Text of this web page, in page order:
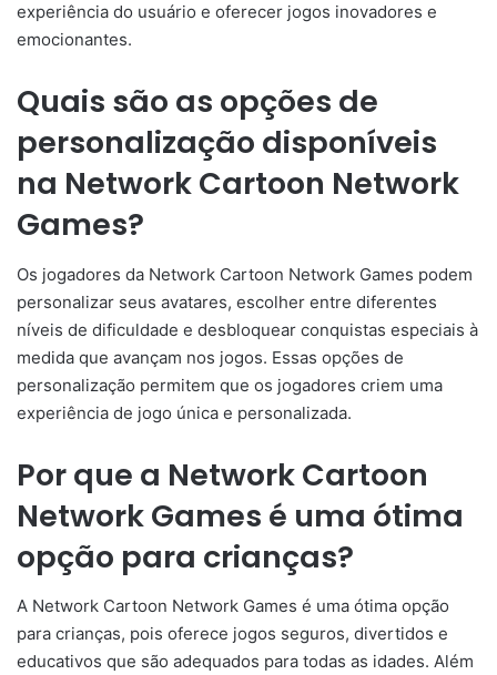
experiência do usuário e oferecer jogos inovadores e
emocionantes.
Quais são as opções de
personalização disponíveis
na Network Cartoon Network
Games?
Os jogadores da Network Cartoon Network Games podem
personalizar seus avatares, escolher entre diferentes
níveis de dificuldade e desbloquear conquistas especiais à
medida que avançam nos jogos. Essas opções de
personalização permitem que os jogadores criem uma
experiência de jogo única e personalizada.
Por que a Network Cartoon
Network Games é uma ótima
opção para crianças?
A Network Cartoon Network Games é uma ótima opção
para crianças, pois oferece jogos seguros, divertidos e
educativos que são adequados para todas as idades. Além